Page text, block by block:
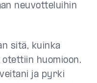
neuvotteluihin
sitä, kuinka
huomioon.
ja pyrki